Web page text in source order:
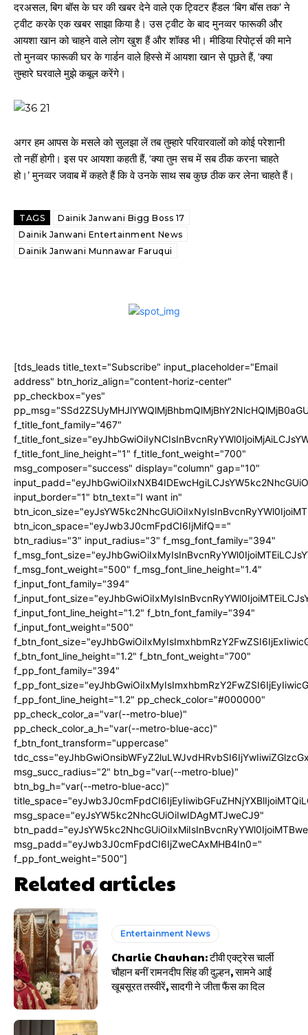
दरअसल, बिग बॉस के घर की खबर देने वाले एक ट्विटर हैंडल ‘बिग बॉस तक’ ने
ट्वीट करके एक खबर साझा किया है। उस ट्वीट के बाद मुनव्वर फारूकी और
आयशा खान को चाहने वाले लोग खुश हैं और शॉक्ड भी। मीडिया रिपोर्ट्स की माने
तो मुनव्वर फारूकी घर के गार्डन वाले हिस्से में आयशा खान से पूछते हैं, ‘क्या
तुम्हारे घरवाले मुझे कबूल करेंगे।
अगर हम आपस के मसले को सुलझा लें तब तुम्हारे परिवारवालों को कोई परेशानी
तो नहीं होगी। इस पर आयशा कहती हैं, ‘क्या तुम सच में सब ठीक करना चाहते
हो।’ मुनव्वर जवाब में कहते हैं कि वे उनके साथ सब कुछ ठीक कर लेना चाहते हैं।
TAGS
Dainik Janwani Bigg Boss 17
Dainik Janwani Entertainment News
Dainik Janwani Munnawar Faruqui
[tds_leads title_text="Subscribe" input_placeholder="Email
address" btn_horiz_align="content-horiz-center"
pp_checkbox="yes"
f_title_font_family="467"
f_title_font_line_height="1" f_title_font_weight="700"
msg_composer="success" display="column" gap="10"
input_border="1" btn_text="I want in"
btn_icon_space="eyJwb3J0cmFpdCI6IjMifQ=="
btn_radius="3" input_radius="3" f_msg_font_family="394"
f_msg_font_weight="500" f_msg_font_line_height="1.4"
f_input_font_family="394"
f_input_font_line_height="1.2" f_btn_font_family="394"
f_input_font_weight="500"
f_btn_font_line_height="1.2" f_btn_font_weight="700"
f_pp_font_family="394"
f_pp_font_line_height="1.2" pp_check_color="#000000"
pp_check_color_a="var(--metro-blue)"
pp_check_color_a_h="var(--metro-blue-acc)"
f_btn_font_transform="uppercase"
msg_succ_radius="2" btn_bg="var(--metro-blue)"
btn_bg_h="var(--metro-blue-acc)"
msg_space="eyJsYW5kc2NhcGUiOiIwIDAgMTJweCJ9"
msg_padd="eyJwb3J0cmFpdCI6IjZweCAxMHB4In0="
f_pp_font_weight="500"]
Related articles
Entertainment News
Charlie Chauhan: टीवी एक्ट्रेस चार्ली
चौहान बनीं रामनदीप सिंह की दुल्हन, सामने आईं
खूबसूरत तस्वीरें, सादगी ने जीता फैंस का दिल